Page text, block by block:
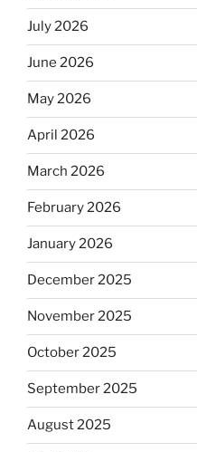
July 2026
June 2026
May 2026
April 2026
March 2026
February 2026
January 2026
December 2025
November 2025
October 2025
September 2025
August 2025